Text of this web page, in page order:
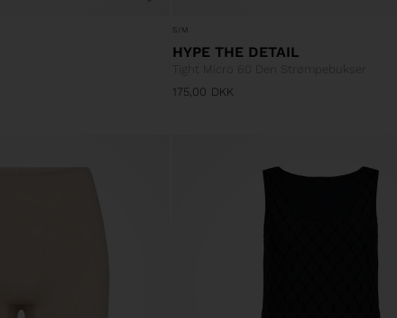
S/M
HYPE THE DETAIL
Tight Micro 60 Den Strømpebukser
175,00 DKK